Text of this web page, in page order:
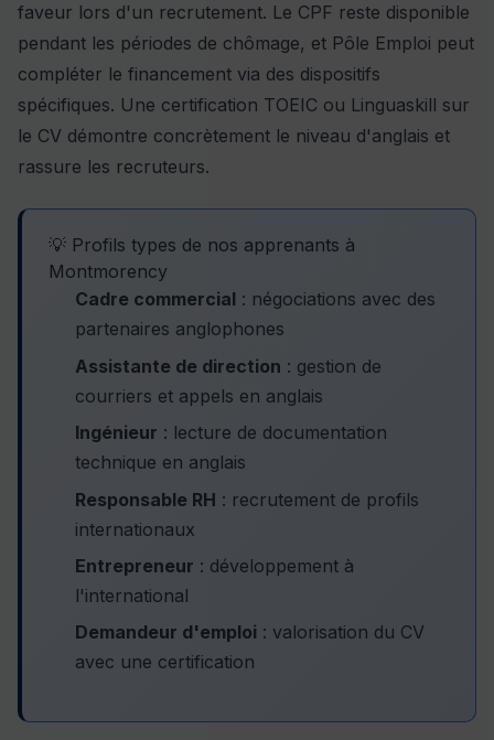
faveur lors d'un recrutement. Le CPF reste disponible
pendant les périodes de chômage, et Pôle Emploi peut
compléter le financement via des dispositifs
spécifiques. Une certification TOEIC ou Linguaskill sur
le CV démontre concrètement le niveau d'anglais et
rassure les recruteurs.
💡 Profils types de nos apprenants à
Montmorency
Cadre commercial : négociations avec des
partenaires anglophones
Assistante de direction : gestion de
courriers et appels en anglais
Ingénieur : lecture de documentation
technique en anglais
Responsable RH : recrutement de profils
internationaux
Entrepreneur : développement à
l'international
Demandeur d'emploi : valorisation du CV
avec une certification